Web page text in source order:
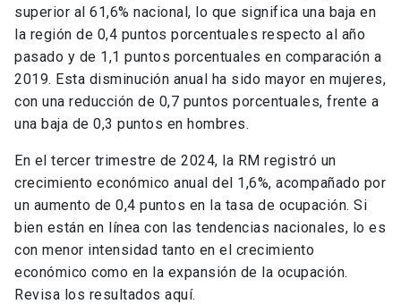
superior al 61,6% nacional, lo que significa una baja en
la región de 0,4 puntos porcentuales respecto al año
pasado y de 1,1 puntos porcentuales en comparación a
2019. Esta disminución anual ha sido mayor en mujeres,
con una reducción de 0,7 puntos porcentuales, frente a
una baja de 0,3 puntos en hombres.
En el tercer trimestre de 2024, la RM registró un
crecimiento económico anual del 1,6%, acompañado por
un aumento de 0,4 puntos en la tasa de ocupación. Si
bien están en línea con las tendencias nacionales, lo es
con menor intensidad tanto en el crecimiento
económico como en la expansión de la ocupación.
Revisa los resultados aquí.